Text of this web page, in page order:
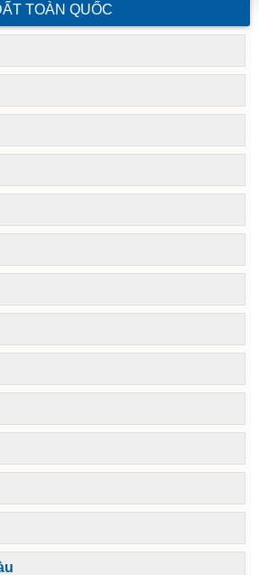
TOÀN QUỐC